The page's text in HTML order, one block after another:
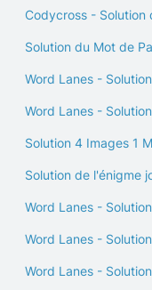
Codycross - Solution
Solution du Mot de
Word Lanes -
Word Lanes -
Solution 4 Images 1
Solution de l'énigme
Word Lanes -
Word Lanes -
Word Lanes -